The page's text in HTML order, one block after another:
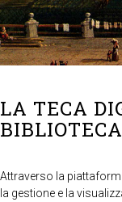
LA TECA
Attraverso la
la gestione e la